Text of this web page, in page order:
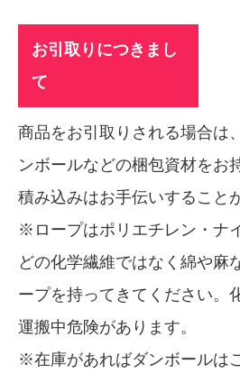
お引取りにつきまし
て
商品をお引取りされる場合は
ンボールなどの梱包資材をお
積み込みはお手伝いすること
※ロープはポリエチレン・ナ
どの化学繊維ではなく綿や麻
ープを持ってきてください。
運搬中危険があります。
※在庫があればダンボールは